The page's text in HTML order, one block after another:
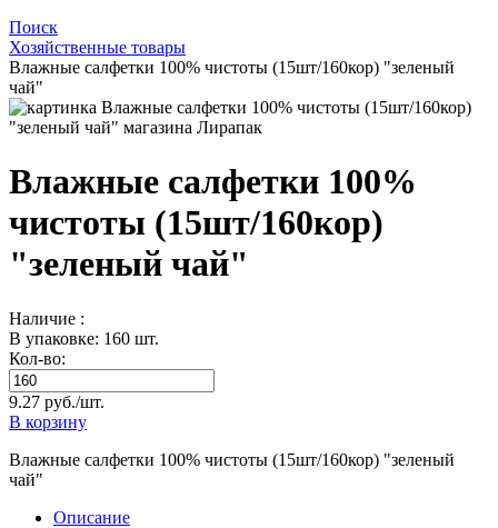
Поиск
Хозяйственные товары
Влажные салфетки 100% чистоты (15шт/160кор) "зеленый
чай"
Влажные салфетки 100%
чистоты (15шт/160кор)
"зеленый чай"
Наличие :
В упаковке: 160 шт.
Кол-во:
9.27 руб./шт.
В корзину
Влажные салфетки 100% чистоты (15шт/160кор) "зеленый
чай"
Описание